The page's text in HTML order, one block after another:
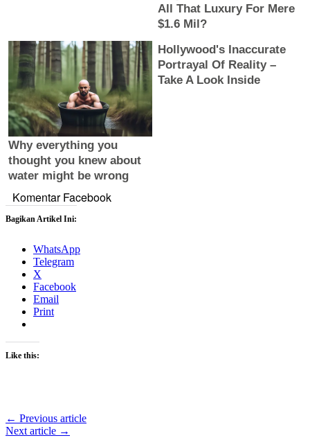
Komentar Facebook
Bagikan Artikel Ini:
WhatsApp
Telegram
X
Facebook
Email
Print
Like this:
← Previous article
Next article →